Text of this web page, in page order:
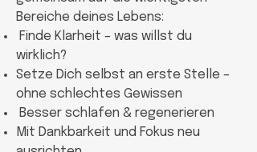
Bereiche deines Lebens:
Finde Klarheit – was willst du
wirklich?
Setze Dich selbst an erste Stelle –
ohne schlechtes Gewissen
Besser schlafen & regenerieren
Mit Dankbarkeit und Fokus neu